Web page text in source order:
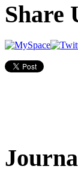
Share